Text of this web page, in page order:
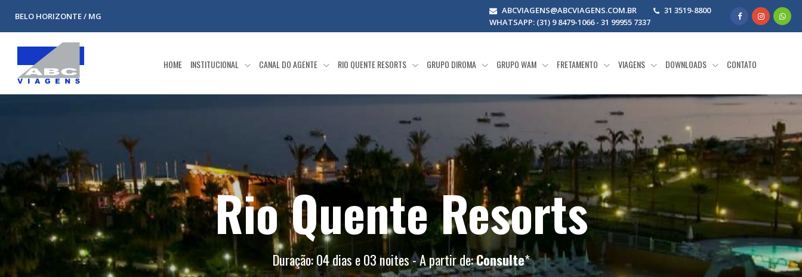
BELO HORIZONTE / MG
ABCVIAGENS@ABCVIAGENS.COM.BR
31 3519-8800
WHATSAPP: (31) 9 8479-1066 - 31 99955 7337
HOME INSTITUCIONAL CANAL DO AGENTE RIO QUENTE RESORTS GRUPO DIROMA GRUPO WAM FRETAMENTO VIAGENS DOWNLOADS CONTATO
Rio Quente Resorts
Duração: 04 dias e 03 noites - A partir de:Consulte*